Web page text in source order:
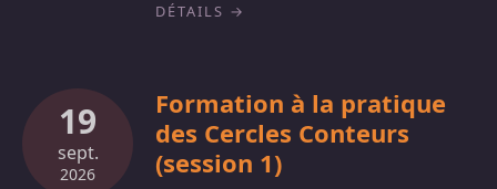
DÉTAILS
19
sept.
2026
Formation à la pratique
des Cercles Conteurs
(session 1)